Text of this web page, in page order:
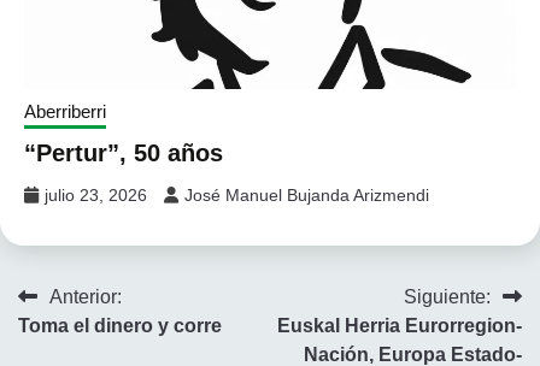
Aberriberri
“Pertur”, 50 años
julio 23, 2026 José Manuel Bujanda Arizmendi
Navegación
Anterior:
Toma el dinero y corre
Siguiente:
Euskal Herria Eurorregion-
Nación, Europa Estado-